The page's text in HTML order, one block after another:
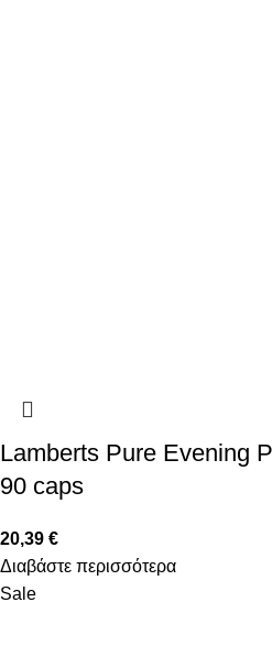
Lamberts Pure Evening
90 caps
20,39 €
Διαβάστε περισσότερα
Sale